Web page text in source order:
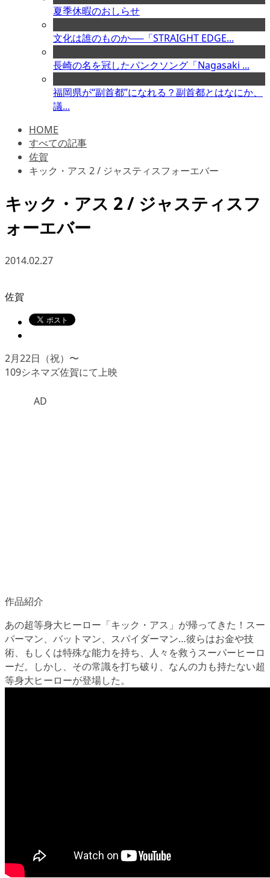
夏季休暇のおしらせ
文化は誰のものか──「STRAIGHT EDGE...
長崎の名を冠したパンクソング「Nagasaki ...
福岡県が“副首都”になれる？副首都とはなにか、
議...
HOME
すべての記事
佐賀
キック・アス 2 / ジャスティスフォーエバー
キック・アス 2 / ジャスティスフ
ォーエバー
2014.02.27
佐賀
2月22日（祝）〜
109シネマズ佐賀にて上映
AD
作品紹介
あの超等身大ヒーロー「キック・アス」が帰ってきた！スー
パーマン、バットマン、スパイダーマン…彼らはお金や技
術、もしくは特殊な能力を持ち、人々を救うスーパーヒーロ
ーだ。しかし、その常識を打ち破り、なんの力も持たない超
等身大ヒーローが登場した。